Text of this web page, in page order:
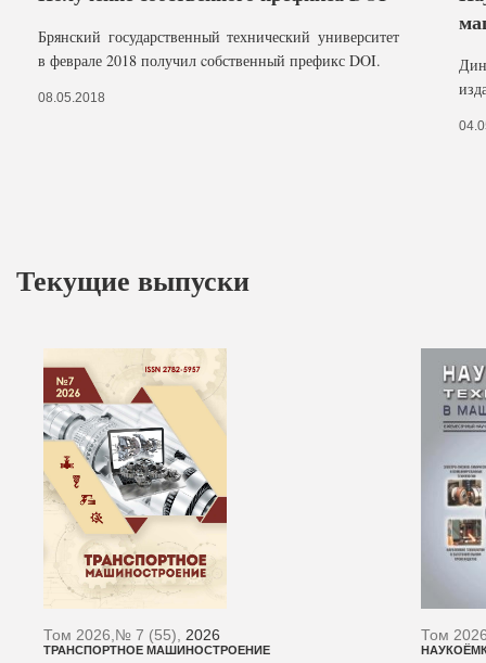
Брянский государственный технический университет
в феврале 2018 получил cобственный префикс DOI.
08.05.2018
Текущие выпуски
Том 2026, № 7 (55), 2026
ТРАНСПОРТНОЕ МАШИНОСТРОЕНИЕ
Том